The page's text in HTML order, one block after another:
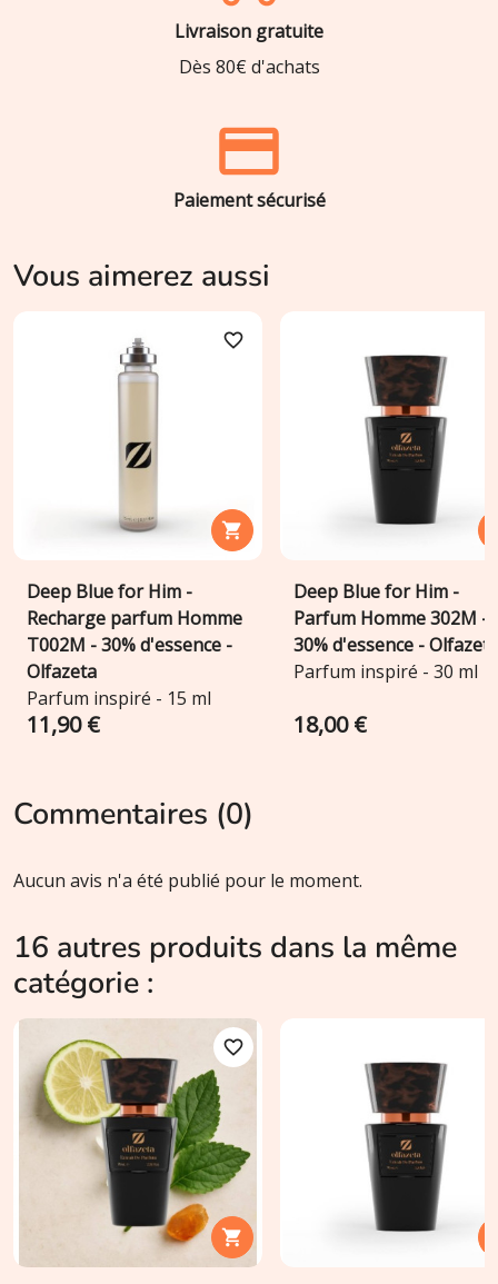
Livraison gratuite
Dès 80€ d'achats
Paiement sécurisé
Vous aimerez aussi

favorite_border
Deep Blue for Him -
Recharge parfum Homme
T002M - 30% d'essence -
Olfazeta
Parfum inspiré - 15 ml
11,90 €
Deep Blue for Him -
Parfum Homme 302M -
30% d'essence - Olfazeta
Parfum inspiré - 30 ml
18,00 €
Commentaires (0)
Aucun avis n'a été publié pour le moment.
16 autres produits dans la même
catégorie :

favorite_border